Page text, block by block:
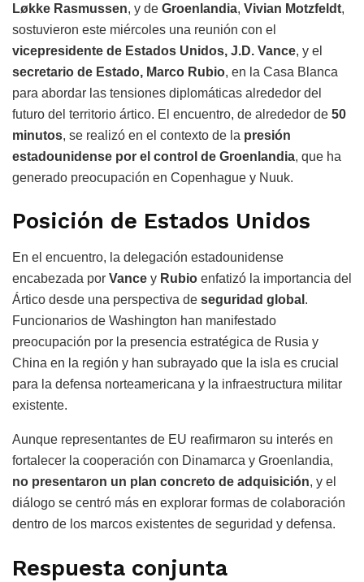
Løkke Rasmussen, y de Groenlandia, Vivian Motzfeldt,
sostuvieron este miércoles una reunión con el
vicepresidente de Estados Unidos, J.D. Vance, y el
secretario de Estado, Marco Rubio, en la Casa Blanca
para abordar las tensiones diplomáticas alrededor del
futuro del territorio ártico. El encuentro, de alrededor de 50
minutos, se realizó en el contexto de la presión
estadounidense por el control de Groenlandia, que ha
generado preocupación en Copenhague y Nuuk.
Posición de Estados Unidos
En el encuentro, la delegación estadounidense
encabezada por Vance y Rubio enfatizó la importancia del
Ártico desde una perspectiva de seguridad global .
Funcionarios de Washington han manifestado
preocupación por la presencia estratégica de Rusia y
China en la región y han subrayado que la isla es crucial
para la defensa norteamericana y la infraestructura militar
existente.
Aunque representantes de EU reafirmaron su interés en
fortalecer la cooperación con Dinamarca y Groenlandia,
no presentaron un plan concreto de adquisición, y el
diálogo se centró más en explorar formas de colaboración
dentro de los marcos existentes de seguridad y defensa.
Respuesta conjunta